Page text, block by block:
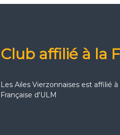
Club affilié à la
Les Ailes Vierzonnaises est affilié
Française d'ULM